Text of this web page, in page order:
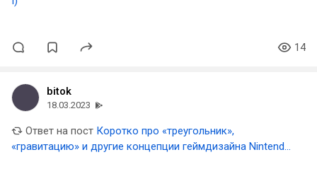
14
bitok
18.03.2023
Ответ на пост Коротко про «треугольник»,
«гравитацию» и другие концепции геймдизайна Nintendo,